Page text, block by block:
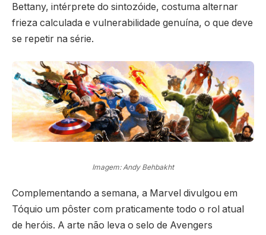
Bettany, intérprete do sintozóide, costuma alternar
frieza calculada e vulnerabilidade genuína, o que deve
se repetir na série.
Imagem: Andy Behbakht
Complementando a semana, a Marvel divulgou em
Tóquio um pôster com praticamente todo o rol atual
de heróis. A arte não leva o selo de Avengers